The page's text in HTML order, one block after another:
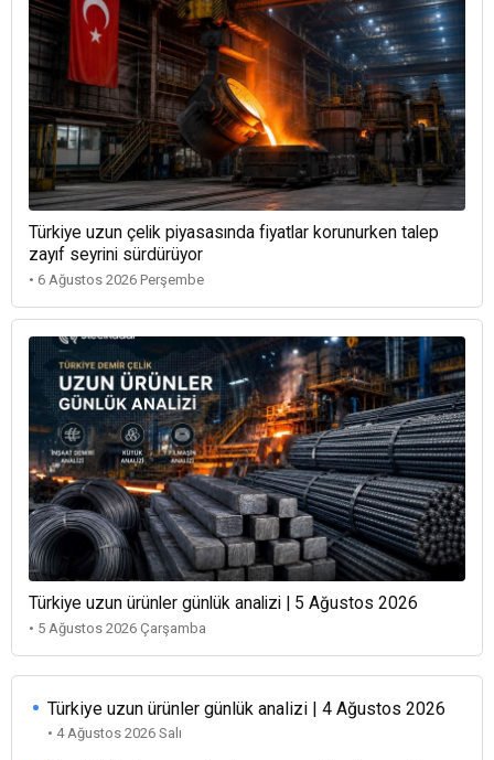
Türkiye uzun çelik piyasasında fiyatlar korunurken talep
zayıf seyrini sürdürüyor
• 6 Ağustos 2026 Perşembe
Türkiye uzun ürünler günlük analizi | 5 Ağustos 2026
• 5 Ağustos 2026 Çarşamba
Türkiye uzun ürünler günlük analizi | 4 Ağustos 2026
• 4 Ağustos 2026 Salı